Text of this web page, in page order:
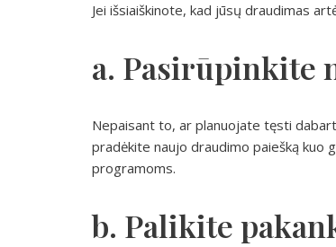
Jei išsiaiškinote, kad jūsų draudimas
a. Pasirūpinkite
Nepaisant to, ar planuojate tęsti
pradėkite naujo draudimo paiešką kuo
programoms.
b. Palikite